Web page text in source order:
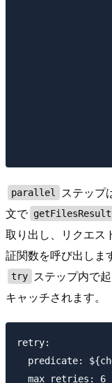
parallel
ステップ
文で getFilesResult
取り出し、リクエス
証関数を呼び出しま
try ステップ内で
キャッチされます。
retry:
predicate:
  max_retries: 6